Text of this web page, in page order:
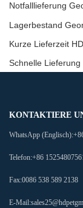
Notfalllieferung
Lagerbestand
Kurze Lieferzeit
Schnelle
KONTAKTIERE
WhatsApp (Englisch):
Telefon:+86
Fax:0086 538 589 2138
E-Mail: